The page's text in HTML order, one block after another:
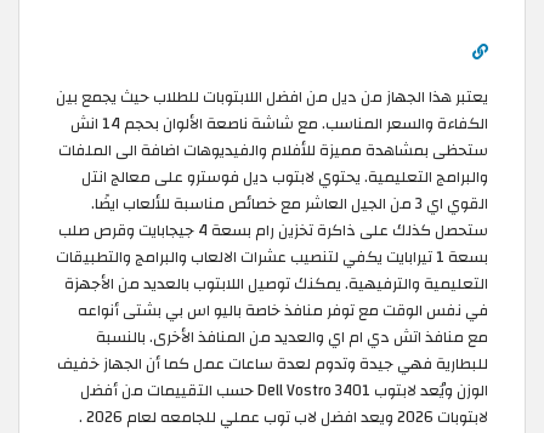
يعتبر هذا الجهاز من ديل من افضل اللابتوبات للطلاب حيث يجمع بين
الكفاءة والسعر المناسب. مع شاشة ناصعة الألوان بحجم 14 انش
ستحظى بمشاهدة مميزة للأفلام والفيديوهات اضافة الى الملفات
والبرامج التعليمية. يحتوي لابتوب ديل فوسترو على معالج انتل
القوي اي 3 من الجيل العاشر مع خصائص مناسبة للألعاب ايضًا.
ستحصل كذلك على ذاكرة تخزين رام بسعة 4 جيجابايت وقرص صلب
بسعة 1 تيرابايت يكفي لتنصيب عشرات الالعاب والبرامج والتطبيقات
التعليمية والترفيهية. يمكنك توصيل اللابتوب بالعديد من الأجهزة
في نفس الوقت مع توفر منافذ خاصة باليو اس بي بشتى أنواعه
مع منافذ اتش دي ام اي والعديد من المنافذ الأخرى. بالنسبة
للبطارية فهي جيدة وتدوم لعدة ساعات عمل كما أن الجهاز خفيف
الوزن ويُعد لابتوب Dell Vostro 3401 حسب التقييمات من أفضل
لابتوبات 2026 ويعد افضل لاب توب عملي للجامعه لعام 2026 .